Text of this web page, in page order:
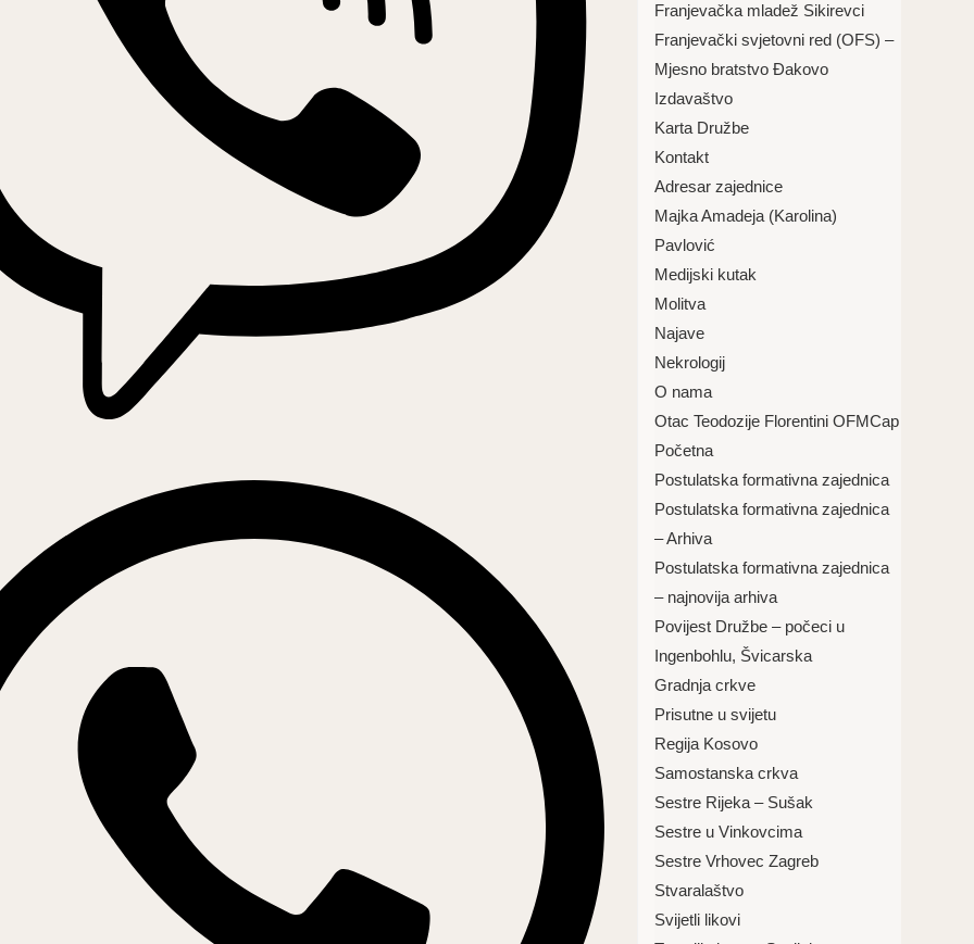
Franjevačka mladež Sikirevci
Franjevački svjetovni red (OFS) –
Mjesno bratstvo Đakovo
Izdavaštvo
Karta Družbe
Kontakt
Adresar zajednice
Majka Amadeja (Karolina)
Pavlović
Medijski kutak
Molitva
Najave
Nekrologij
O nama
Otac Teodozije Florentini OFMCap
Početna
Postulatska formativna zajednica
Postulatska formativna zajednica
– Arhiva
Postulatska formativna zajednica
– najnovija arhiva
Povijest Družbe – počeci u
Ingenbohlu, Švicarska
Gradnja crkve
Prisutne u svijetu
Regija Kosovo
Samostanska crkva
Sestre Rijeka – Sušak
Sestre u Vinkovcima
Sestre Vrhovec Zagreb
Stvaralaštvo
Svijetli likovi